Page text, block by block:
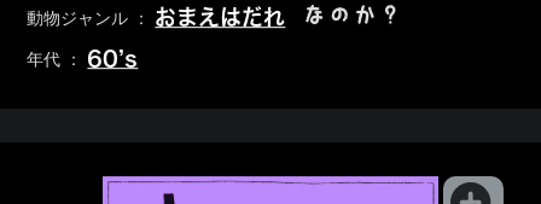
動物ジャンル ： おまえはだれ なのか？
年代 ： 60’s